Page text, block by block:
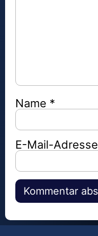
Name *
E-Mail-Adresse
Alternative: